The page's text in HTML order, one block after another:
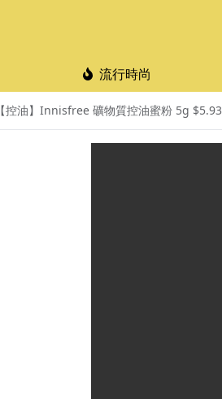
流行時尚
【控油】Innisfree 礦物質控油蜜粉 5g $5.93